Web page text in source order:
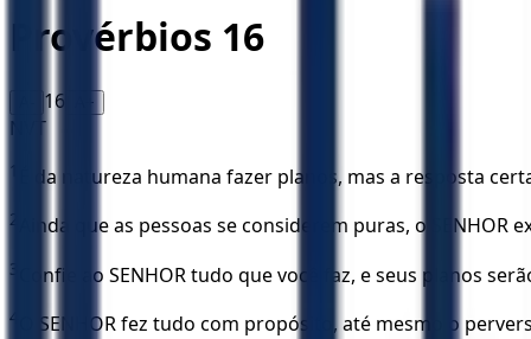
Provérbios 16
16 A+
NVT
1 É da natureza humana fazer planos, mas a resposta
2 Ainda que as pessoas se considerem puras, o SENHOR
3 Confie ao SENHOR tudo que você faz, e seus planos
4 O SENHOR fez tudo com propósito, até mesmo o